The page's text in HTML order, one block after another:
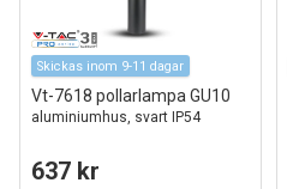
Skickas inom 9-11 dagar
Vt-7618 pollarlampa GU10
aluminiumhus, svart IP54
637 kr